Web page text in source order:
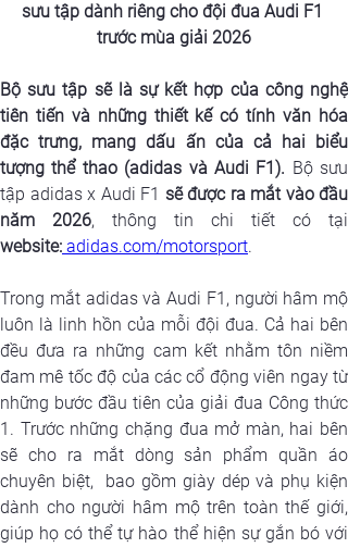
sưu tập dành riêng cho đội đua Audi F1
trước mùa giải 2026
Bộ sưu tập sẽ là sự kết hợp của công nghệ
tiên tiến và những thiết kế có tính văn hóa
đặc trưng, mang dấu ấn của cả hai biểu
tượng thể thao (adidas và Audi F1). Bộ sưu
tập adidas x Audi F1 sẽ được ra mắt vào đầu
năm 2026
website: adidas.com/motorsport.
Trong mắt adidas và Audi F1, người hâm mộ
luôn là linh hồn của mỗi đội đua. Cả hai bên
đều đưa ra những cam kết nhằm tôn niềm
đam mê tốc độ của các cổ động viên ngay từ
những bước đầu tiên của giải đua Công thức
1. Trước những chặng đua mở màn, hai bên
sẽ cho ra mắt dòng sản phẩm quần áo
chuyên biệt,  bao gồm giày dép và phụ kiện
dành cho người hâm mộ trên toàn thế giới,
giúp họ có thể tự hào thể hiện sự gắn bó với